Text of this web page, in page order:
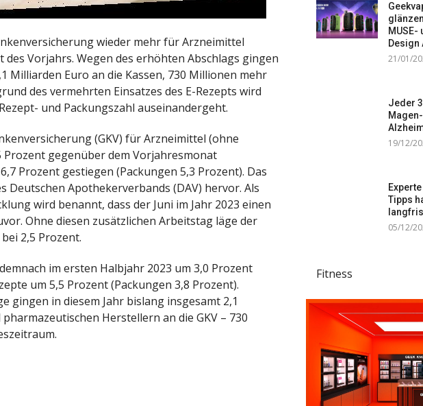
wieder mehr für Arzneimittel
Vorjahrs. Wegen des erhöhten Abschlags gingen
Milliarden Euro an die Kassen, 730 Millionen mehr
des vermehrten Einsatzes des E-Rezepts wird
und Packungszahl auseinandergeht.
(GKV) für Arzneimittel (ohne
Prozent gegenüber dem Vorjahresmonat
Prozent gestiegen (Packungen 5,3 Prozent). Das
Deutschen Apothekerverbands (DAV) hervor. Als
wird benannt, dass der Juni im Jahr 2023 einen
Ohne diesen zusätzlichen Arbeitstag läge der
2,5 Prozent.
im ersten Halbjahr 2023 um 3,0 Prozent
um 5,5 Prozent (Packungen 3,8 Prozent).
gingen in diesem Jahr bislang insgesamt 2,1
Herstellern an die GKV – 730
Design
21/01/
Jeder
19/12/
Tipps
05/12/
Fitness